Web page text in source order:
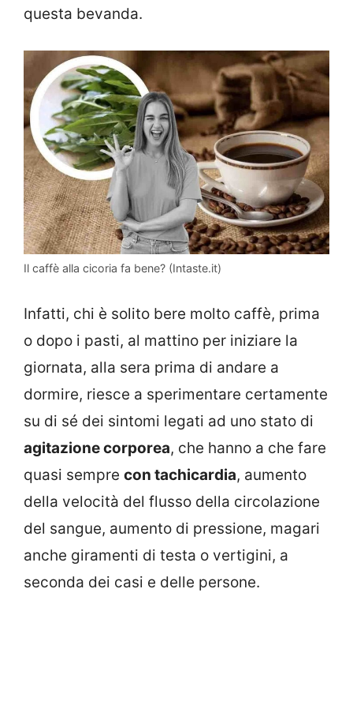
questa bevanda.
Il caffè alla cicoria fa bene? (Intaste.it)
Infatti, chi è solito bere molto caffè, prima
o dopo i pasti, al mattino per iniziare la
giornata, alla sera prima di andare a
dormire, riesce a sperimentare certamente
su di sé dei sintomi legati ad uno stato di
agitazione corporea, che hanno a che fare
quasi sempre con tachicardia, aumento
della velocità del flusso della circolazione
del sangue, aumento di pressione, magari
anche giramenti di testa o vertigini, a
seconda dei casi e delle persone.